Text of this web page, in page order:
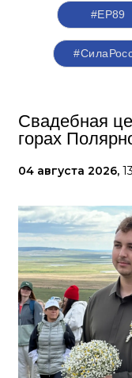
#ЕР89
Свадебная
горах
04 августа 2026,